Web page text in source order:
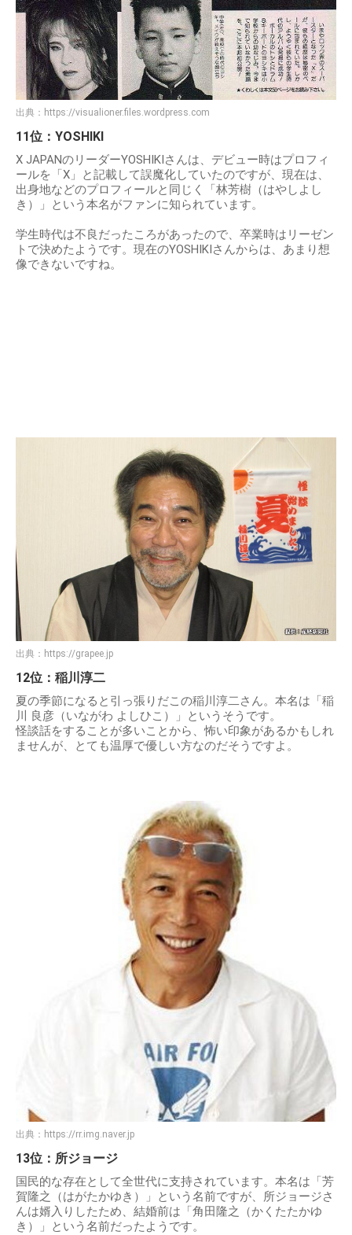
出典： https://visualioner.files.wordpress.com
11位：YOSHIKI
X JAPANのリーダーYOSHIKIさんは、デビュー時はプロフィ
ールを「X」と記載して誤魔化していたのですが、現在は、
出身地などのプロフィールと同じく「林芳樹（はやしよし
き）」という本名がファンに知られています。
学生時代は不良だったころがあったので、卒業時はリーゼン
トで決めたようです。現在のYOSHIKIさんからは、あまり想
像できないですね。
出典： https://grapee.jp
12位：稲川淳二
夏の季節になると引っ張りだこの稲川淳二さん。本名は「稲
川 良彦（いながわ よしひこ）」というそうです。
怪談話をすることが多いことから、怖い印象があるかもしれ
ませんが、とても温厚で優しい方なのだそうですよ。
出典： https://rr.img.naver.jp
13位：所ジョージ
国民的な存在として全世代に支持されています。本名は「芳
賀隆之（はがたかゆき）」という名前ですが、所ジョージさ
んは婿入りしたため、結婚前は「角田隆之（かくたたかゆ
き）」という名前だったようです。